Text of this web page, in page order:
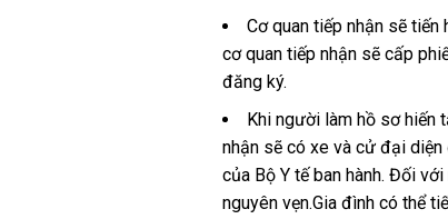
Cơ quan tiếp nhận sẽ
cơ quan tiếp nhận sẽ cấp
đăng ký.
Khi người làm hồ sơ hiến
nhận sẽ có xe và cử đại diện
của Bộ Y tế ban hành. Đối
nguyên vẹn.Gia đình có thể